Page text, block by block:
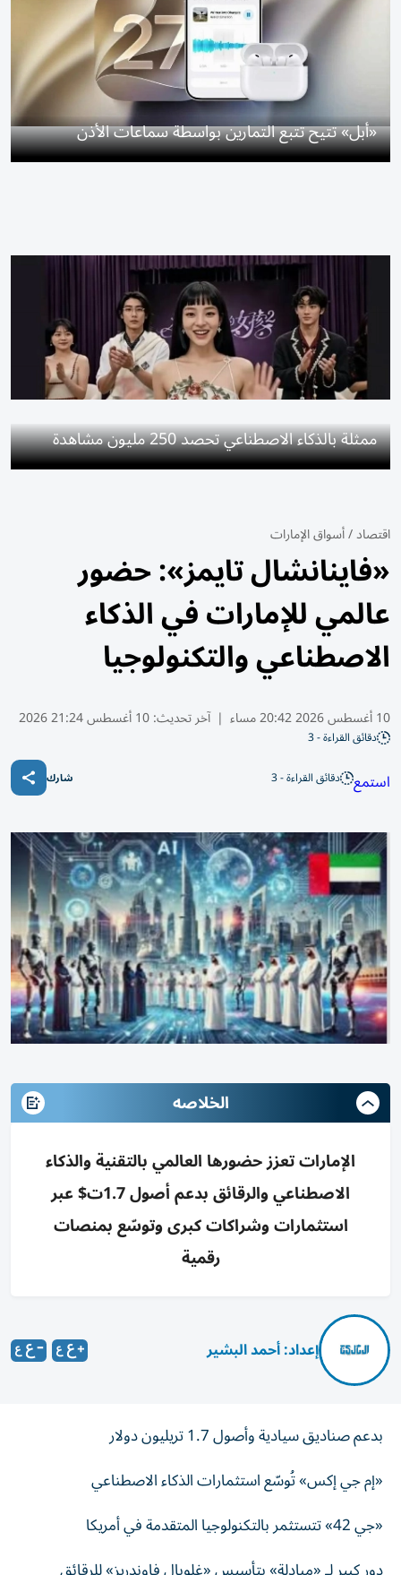
«أبل» تتيح تتبع التمارين بواسطة سماعات الأذن
ممثلة بالذكاء الاصطناعي تحصد 250 مليون مشاهدة
اقتصاد/أسواق الإمارات
«فاينانشال تايمز»: حضور
عالمي للإمارات في الذكاء
الاصطناعي والتكنولوجيا
10 أغسطس 2026 20:42 مساء | آخر تحديث:10 أغسطس 21:24 2026
دقائق القراءة - 3
استمع دقائق القراءة - 3 شارك
الخلاصه
الإمارات تعزز حضورها العالمي بالتقنية والذكاء
الاصطناعي والرقائق بدعم أصول 1.7ت$ عبر
استثمارات وشراكات كبرى وتوسّع بمنصات
رقمية
إعداد: أحمد البشير
بدعم صناديق سيادية وأصول 1.7 تريليون دولار
«إم جي إكس» تُوسّع استثمارات الذكاء الاصطناعي
«جي 42» تتستثمر بالتكنولوجيا المتقدمة في أمريكا